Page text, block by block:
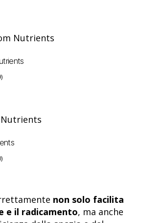
non solo facilita
e il radicamento, ma anche